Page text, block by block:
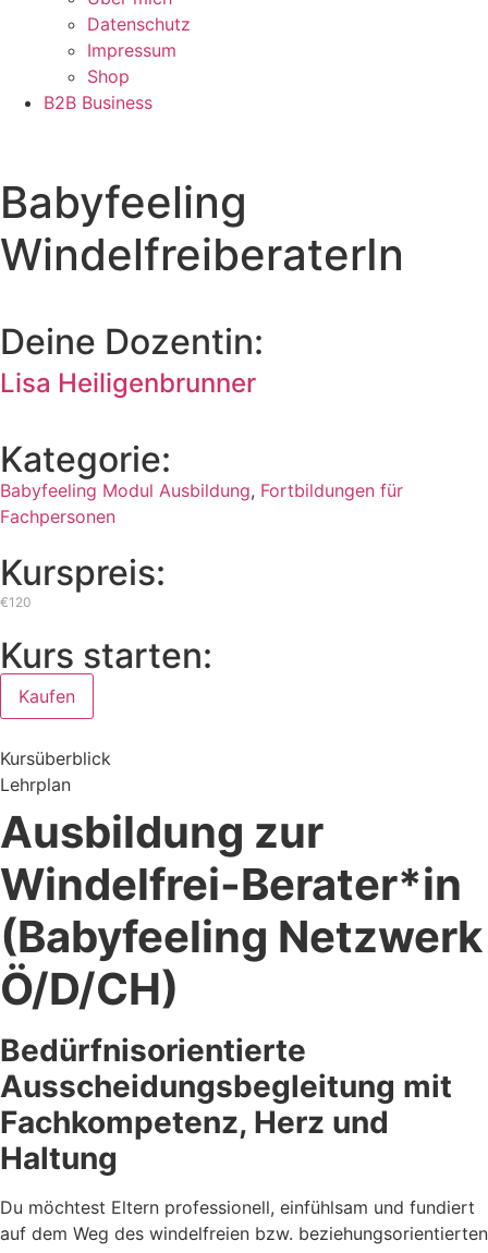
Datenschutz
Impressum
Shop
B2B Business
Babyfeeling
WindelfreiberaterIn
Deine Dozentin:
Lisa Heiligenbrunner
Kategorie:
Babyfeeling Modul Ausbildung, Fortbildungen für
Fachpersonen
Kurspreis:
€120
Kurs starten:
Kaufen
Kursüberblick
Lehrplan
Ausbildung zur
Windelfrei-Berater*in
(Babyfeeling Netzwerk
Ö/D/CH)
Bedürfnisorientierte
Ausscheidungsbegleitung mit
Fachkompetenz, Herz und
Haltung
Du möchtest Eltern professionell, einfühlsam und fundiert
auf dem Weg des windelfreien bzw. beziehungsorientierten